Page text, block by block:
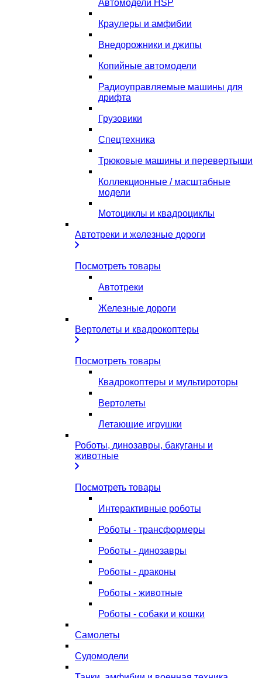
Автомодели HSP
Краулеры и амфибии
Внедорожники и джипы
Копийные автомодели
Радиоуправляемые машины для
дрифта
Грузовики
Спецтехника
Трюковые машины и перевертыши
Коллекционные / масштабные
модели
Мотоциклы и квадроциклы
Автотреки и железные дороги
Посмотреть товары
Автотреки
Железные дороги
Вертолеты и квадрокоптеры
Посмотреть товары
Квадрокоптеры и мультироторы
Вертолеты
Летающие игрушки
Роботы, динозавры, бакуганы и
животные
Посмотреть товары
Интерактивные роботы
Роботы - трансформеры
Роботы - динозавры
Роботы - драконы
Роботы - животные
Роботы - собаки и кошки
Самолеты
Судомодели